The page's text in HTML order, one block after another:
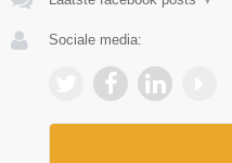
Sociale media: